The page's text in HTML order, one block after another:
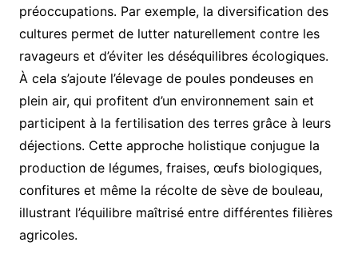
préoccupations. Par exemple, la diversification des
cultures permet de lutter naturellement contre les
ravageurs et d’éviter les déséquilibres écologiques.
À cela s’ajoute l’élevage de poules pondeuses en
plein air, qui profitent d’un environnement sain et
participent à la fertilisation des terres grâce à leurs
déjections. Cette approche holistique conjugue la
production de légumes, fraises, œufs biologiques,
confitures et même la récolte de sève de bouleau,
illustrant l’équilibre maîtrisé entre différentes filières
agricoles.